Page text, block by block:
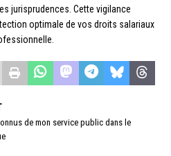
jurisprudences. Cette vigilance
optimale de vos droits salariaux
de mon service public dans le